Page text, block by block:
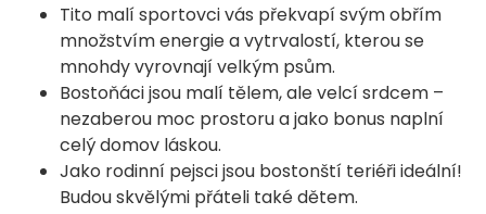
Tito malí sportovci vás překvapí svým obřím
množstvím energie a vytrvalostí, kterou se
mnohdy vyrovnají velkým psům.
Bostoňáci jsou malí tělem, ale velcí srdcem –
nezaberou moc prostoru a jako bonus naplní
celý domov láskou.
Jako rodinní pejsci jsou bostonští teriéři ideální!
Budou skvělými přáteli také dětem.